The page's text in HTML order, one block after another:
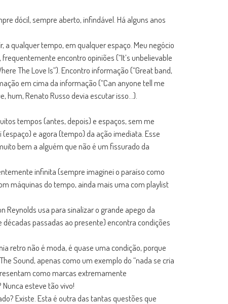
dócil, sempre aberto, infindável. Há alguns anos
qualquer tempo, em qualquer espaço. Meu negócio
encontro opiniões (“It’s unbelievable
The Love Is”). Encontro informação (“Great band,
em cima da informação (“Can anyone tell me
hum, Renato Russo devia escutar isso…).
tempos (antes, depois) e espaços, sem me
e agora (tempo) da ação imediata. Esse
bem a alguém que não é um fissurado da
infinita (sempre imaginei o paraíso como
máquinas do tempo, ainda mais uma com playlist
Reynolds usa para sinalizar o grande apego da
passadas ao presente) encontra condições
retro não é moda, é quase uma condição, porque
Sound, apenas como um exemplo do “nada se cria
como marcas extremamente
esteve tão vivo!
Existe. Esta é outra das tantas questões que